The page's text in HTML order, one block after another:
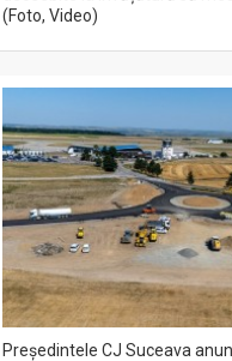
(Foto, Video)
Președintele CJ Suceava